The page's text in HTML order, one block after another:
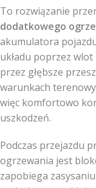
To rozwiązanie
dodatkowego
akumulatora
układu poprzez
przez głębsze
warunkach
więc komfortowo
uszkodzeń.
Podczas przejazdu
ogrzewania jest
zapobiega